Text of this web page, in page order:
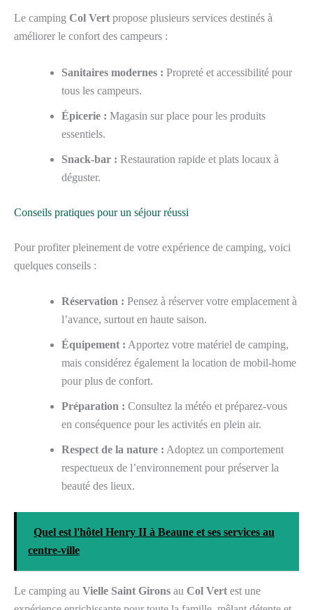
Le camping Col Vert propose plusieurs services destinés à
améliorer le confort des campeurs :
Sanitaires modernes : Propreté et accessibilité pour
tous les campeurs.
Épicerie : Magasin sur place pour les produits
essentiels.
Snack-bar : Restauration rapide et plats locaux à
déguster.
Conseils pratiques pour un séjour réussi
Pour profiter pleinement de votre expérience de camping, voici
quelques conseils :
Réservation : Pensez à réserver votre emplacement à
l’avance, surtout en haute saison.
Équipement : Apportez votre matériel de camping,
mais considérez également la location de mobil-home
pour plus de confort.
Préparation : Consultez la météo et préparez-vous
en conséquence pour les activités en plein air.
Respect de la nature : Adoptez un comportement
respectueux de l’environnement pour préserver la
beauté des lieux.
Quel est l'hôtel Henry II à Beaune et ses services au
centre-ville
Le camping au Vielle Saint Girons au Col Vert est une